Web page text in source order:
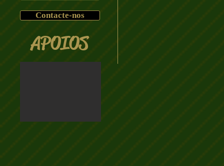
Contacte-nos
APOIOS